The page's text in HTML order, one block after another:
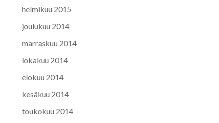
helmikuu 2015
joulukuu 2014
marraskuu 2014
lokakuu 2014
elokuu 2014
kesäkuu 2014
toukokuu 2014